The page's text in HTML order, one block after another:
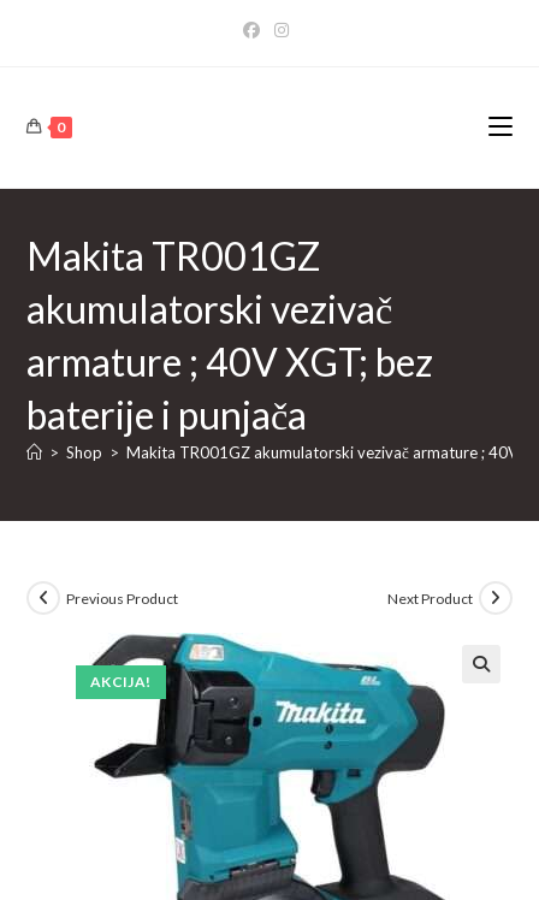
0
Makita TR001GZ
akumulatorski vezivač
armature ; 40V XGT; bez
baterije i punjača
> Shop > Makita TR001GZ akumulatorski vezivač armature ; 40V
AKCIJA!
Previous Product Next Product